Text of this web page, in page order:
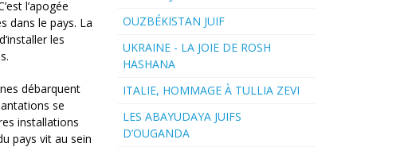
l’apogée
dans le pays. La
les
débarquent
se
installations
pays vit au sein
OUZBÉKISTAN JUIF
UKRAINE - LA JOIE DE ROSH
HASHANA
ITALIE, HOMMAGE À TULLIA ZEVI
LES ABAYUDAYA JUIFS
D’OUGANDA